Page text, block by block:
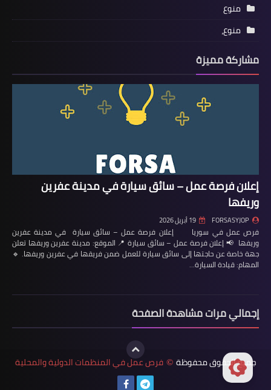
منوع
منوع،
مشاركة مميزة
إعلان فرصة عمل – سائق سيارة في مدينة عفرين
وريفها
FORSASYJOP 19 أبريل 2026
فرص عمل في سوريا إعلان فرصة عمل – سائق سيارة في مدينة عفرين
وريفها 📢 إعلان فرصة عمل – سائق سيارة 📍 الموقع: مدينة عفرين وريفها تعلن
جهة خاصة عن حاجتها إلى سائق سيارة للعمل ضمن فريقها في عفرين وريفها. 🔹
المهام: قيادة السيارة…
إجمالي مرات مشاهدة الصفحة
جميع الحقوق محفوظة © فرص عمل في المنظمات الدولية والمحلية